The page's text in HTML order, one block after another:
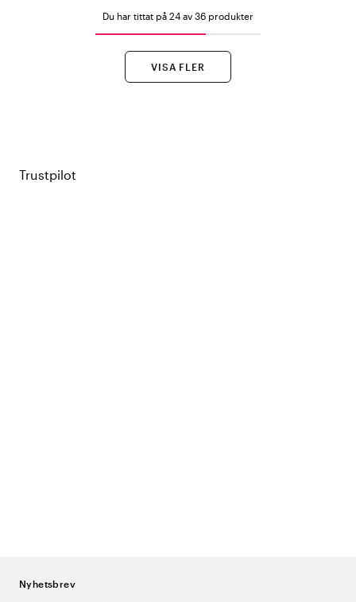
Du har tittat på 24 av 36 produkter
VISA FLER
Trustpilot
Nyhetsbrev